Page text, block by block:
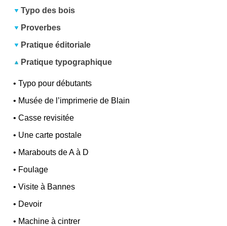
Typo des bois
Proverbes
Pratique éditoriale
Pratique typographique
•Typo pour débutants
• Musée de l’imprimerie de Blain
•Casse revisitée
• Une carte postale
• Marabouts de A à D
• Foulage
•Visite à Bannes
• Devoir
• Machine à cintrer